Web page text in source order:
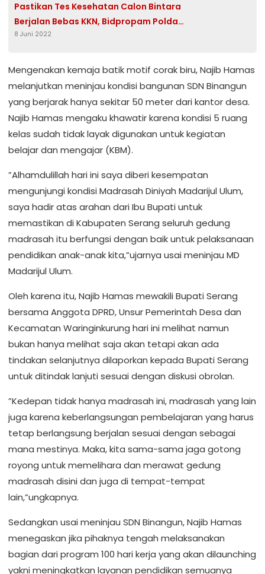
Pastikan Tes Kesehatan Calon Bintara
Berjalan Bebas KKN, Bidpropam Polda
Banten Laksanakan Pengawasan
8 Juni 2022
Mengenakan kemaja batik motif corak biru, Najib Hamas
melanjutkan meninjau kondisi bangunan SDN Binangun
yang berjarak hanya sekitar 50 meter dari kantor desa.
Najib Hamas mengaku khawatir karena kondisi 5 ruang
kelas sudah tidak layak digunakan untuk kegiatan
belajar dan mengajar (KBM).
”Alhamdulillah hari ini saya diberi kesempatan
mengunjungi kondisi Madrasah Diniyah Madarijul Ulum,
saya hadir atas arahan dari Ibu Bupati untuk
memastikan di Kabupaten Serang seluruh gedung
madrasah itu berfungsi dengan baik untuk pelaksanaan
pendidikan anak-anak kita,”ujarnya usai meninjau MD
Madarijul Ulum.
Oleh karena itu, Najib Hamas mewakili Bupati Serang
bersama Anggota DPRD, Unsur Pemerintah Desa dan
Kecamatan Waringinkurung hari ini melihat namun
bukan hanya melihat saja akan tetapi akan ada
tindakan selanjutnya dilaporkan kepada Bupati Serang
untuk ditindak lanjuti sesuai dengan diskusi obrolan.
”Kedepan tidak hanya madrasah ini, madrasah yang lain
juga karena keberlangsungan pembelajaran yang harus
tetap berlangsung berjalan sesuai dengan sebagai
mana mestinya. Maka, kita sama-sama jaga gotong
royong untuk memelihara dan merawat gedung
madrasah disini dan juga di tempat-tempat
lain,”ungkapnya.
Sedangkan usai meninjau SDN Binangun, Najib Hamas
menegaskan jika pihaknya tengah melaksanakan
bagian dari program 100 hari kerja yang akan dilaunching
yakni meningkatkan layanan pendidikan semuanya